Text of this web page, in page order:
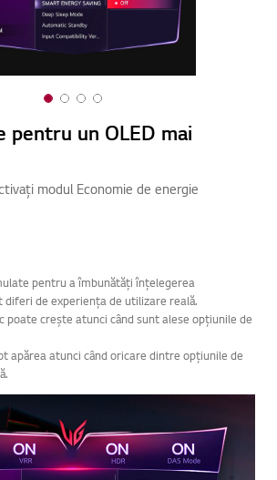
pentru un OLED mai
modul Economie de energie
1
o
f
2
f
3
f
4
f
pentru a îmbunătăți înțelegerea
de experiența de utilizare reală.
poate crește atunci când sunt alese opțiunile de
apărea atunci când oricare dintre opțiunile de